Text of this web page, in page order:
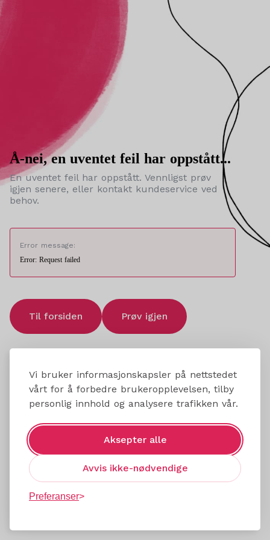
Vi bruker informasjonskapsler på nettstedet
vårt for å forbedre brukeropplevelsen, tilby
personlig innhold og analysere trafikken vår.
Aksepter alle
Avvis ikke-nødvendige
Preferanser
Å-nei, en uventet feil har oppstått...
En uventet feil har oppstått. Vennligst prøv
igjen senere, eller kontakt kundeservice ved
behov.
Error message:
Error: Request failed
Til forsiden Prøv igjen